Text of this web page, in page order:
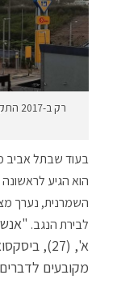
רק
לבירת הנגב.
א', (27),
מקובעים